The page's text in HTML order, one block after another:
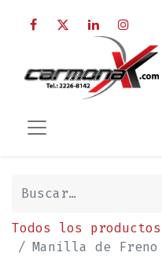
Todos los productos
Manilla de